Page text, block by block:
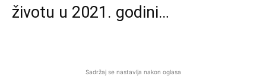
životu u 2021. godini…
Sadržaj se nastavlja nakon oglasa